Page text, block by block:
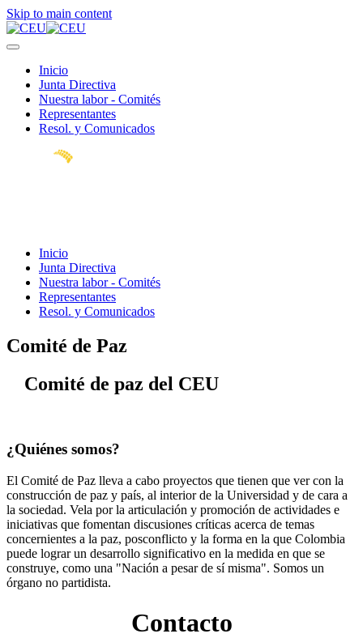
Skip to main content
Inicio
Junta Directiva
Nuestra labor - Comités
Representantes
Resol. y Comunicados
Inicio
Junta Directiva
Nuestra labor - Comités
Representantes
Resol. y Comunicados
Comité de Paz
Comité de paz del CEU
¿Quiénes somos?
El Comité de Paz lleva a cabo proyectos que tienen que ver con la
construcción de paz y país, al interior de la Universidad y de cara a
la sociedad. Vela por la articulación y promoción de actividades e
iniciativas que fomentan discusiones críticas acerca de temas
concernientes a la paz, posconflicto y la forma en la que Colombia
puede lograr un desarrollo significativo en la medida en que se
construye, como una "Nación a pesar de sí misma". Somos un
órgano no partidista.
Contacto